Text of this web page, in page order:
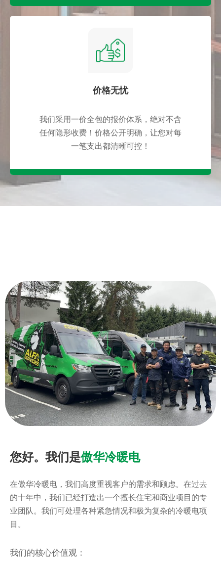
价格无忧
我们采用一价全包的报价体系，绝对不含
任何隐形收费！价格公开明确，让您对每
一笔支出都清晰可控！
您好。我们是傲华冷暖电
在傲华冷暖电，我们高度重视客户的需求和顾虑。在过去
的十年中，我们已经打造出一个擅长住宅和商业项目的专
业团队。我们可处理各种紧急情况和极为复杂的冷暖电项
目。
我们的核心价值观：